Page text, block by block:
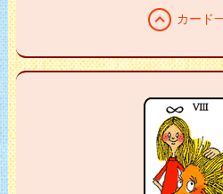
expand_less カード